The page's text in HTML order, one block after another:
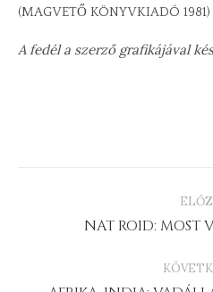
(MAGVETŐ KÖNYVKIADÓ 1981)
A fedél a szerző grafikájával
PROJECT
NAT ROID: MOST